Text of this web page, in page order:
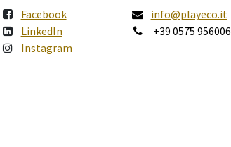
Facebook
LinkedIn
Instagram
info@playeco.it
+39 0575 956006